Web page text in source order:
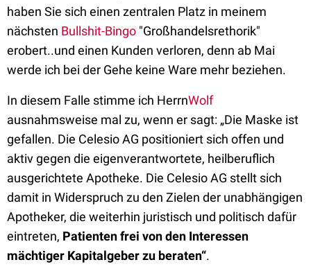
haben Sie sich einen zentralen Platz in meinem
nächsten Bullshit-Bingo "Großhandelsrethorik"
erobert..und einen Kunden verloren, denn ab Mai
werde ich bei der Gehe keine Ware mehr beziehen.
In diesem Falle stimme ich HerrnWolf
ausnahmsweise mal zu, wenn er sagt: „Die Maske ist
gefallen. Die Celesio AG positioniert sich offen und
aktiv gegen die eigenverantwortete, heilberuflich
ausgerichtete Apotheke. Die Celesio AG stellt sich
damit in Widerspruch zu den Zielen der unabhängigen
Apotheker, die weiterhin juristisch und politisch dafür
eintreten, Patienten frei von den Interessen
mächtiger Kapitalgeber zu beraten“.